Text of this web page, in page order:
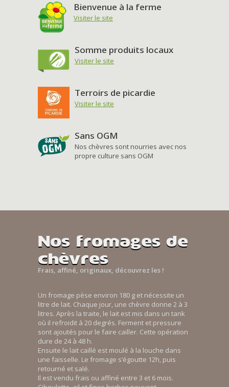
Bienvenue à la ferme
Visiter le site
Somme produits locaux
Visiter le site
Terroirs de picardie
Visiter le site
Sans OGM
Nos chèvres sont nourries avec nos
propre culture sans OGM
Nos fromages de
chèvres
Frais, affiné, originaux, découvrez les !
Un fromage pèse environ 180 g et nécessite un
litre de lait. Chaque jour, une chèvre donne 2 à 3
litres. Après la traite, le lait est mis dans un tank
où il refroidit à 20 degrés. Ferment et pressure
sont ajoutés pour le faire cailler. Cette opération
dure de 24 à 48 h.
Ensuite le lait caillé est moulé à la louche dans
une faisselle. Le fromage s’égoutte 12h, puis
retourné et salé.
Il est vendu frais ou affiné entre 3 et 6 mois.